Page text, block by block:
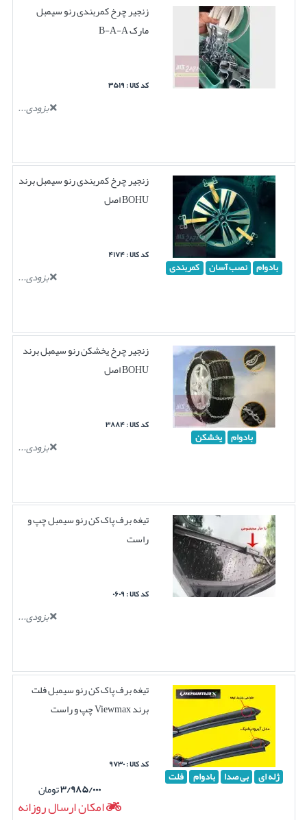
زنجیر چرخ کمربندی رنو سیمبل
مارک B-A-A
کد کالا : ۳۵۱۹
بزودی...
بادوام نصب آسان کمربندی
زنجیر چرخ کمربندی رنو سیمبل برند
BOHU اصل
کد کالا : ۴۱۷۴
بزودی...
بادوام یخشکن
زنجیر چرخ یخشکن رنو سیمبل برند
BOHU اصل
کد کالا : ۳۸۸۴
بزودی...
تیغه برف پاک کن رنو سیمبل چپ و
راست
کد کالا : ۰۶۰۹
بزودی...
ژله ای بی صدا بادوام فلت
تیغه برف پاک کن رنو سیمبل فلت
برند Viewmax چپ و راست
کد کالا : ۹۷۳۰
۳/۹۸۵/۰۰۰تومان
امکان ارسال روزانه